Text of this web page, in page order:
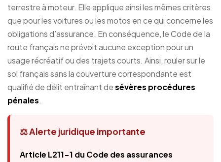
terrestre à moteur. Elle applique ainsi les mêmes critères
que pour les voitures ou les motos en ce qui concerne les
obligations d’assurance. En conséquence, le Code de la
route français ne prévoit aucune exception pour un
usage récréatif ou des trajets courts. Ainsi, rouler sur le
sol français sans la couverture correspondante est
qualifié de délit entraînant desévères procédures
pénales.
⚖️ Alerte juridique importante
Article L211-1 du Code des assurances